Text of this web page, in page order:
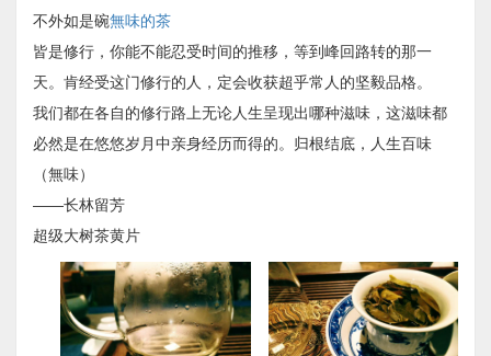
不外如是碗無味的茶
皆是修行，你能不能忍受时间的推移，等到峰回路转的那一
天。肯经受这门修行的人，定会收获超乎常人的坚毅品格。
我们都在各自的修行路上无论人生呈现出哪种滋味，这滋味都
必然是在悠悠岁月中亲身经历而得的。归根结底，人生百味
（無味）
——长林留芳
超级大树茶黄片